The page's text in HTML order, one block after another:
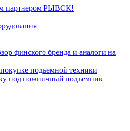
партнером РЫВОК!
финского бренда и аналоги на
подъемной техники
под ножничный подъемник